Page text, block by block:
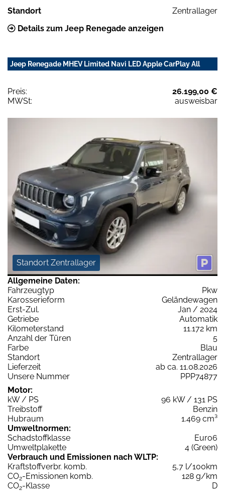
Standort
Zentrallager
Details zum Jeep Renegade anzeigen
Jeep Renegade MHEV Limited Navi LED Apple CarPlay All
Preis:
26.199,00 €
MWSt:
ausweisbar
Standort Zentrallager
Allgemeine Daten:
Fahrzeugtyp
Pkw
Karosserieform
Geländewagen
Erst-Zul.
Jan / 2024
Getriebe
Automatik
Kilometerstand
11.172 km
Anzahl der Türen
5
Farbe
Blau
Standort
Zentrallager
Lieferzeit
ab ca. 11.08.2026
Unsere Nummer
PPP74877
Motor:
kW / PS
96 kW / 131 PS
Treibstoff
Benzin
Hubraum
1.469 cm³
Umweltnormen:
Schadstoffklasse
Euro6
Umweltplakette
4 (Green)
Verbrauch und Emissionen nach WLTP:
Kraftstoffverbr. komb.
5,7 l/100km
CO2-Emissionen komb.
128 g/km
CO2-Klasse
D